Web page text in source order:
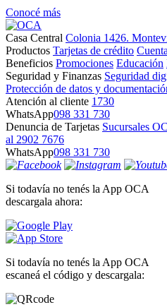
Conocé más
Casa Central Colonia 1426.
Productos Tarjetas de crédito
Beneficios Promociones Educación
Seguridad y Finanzas Seguridad
Protección de datos y
Atención al cliente 1730
WhatsApp098 331 730
Denuncia de Tarjetas Sucursales
al 2902 7676
WhatsApp098 331 730
Si todavía no tenés la App OCA
descargala ahora:
Si todavía no tenés la App OCA
escaneá el código y descargala: